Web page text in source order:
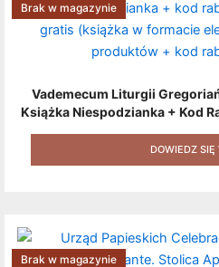
Vademecum Liturgii
Książka Niespodzianka + Kod
Produktów + Kod
Brak w magazynie
DOWIEDZ SIĘ
Brak w magazynie